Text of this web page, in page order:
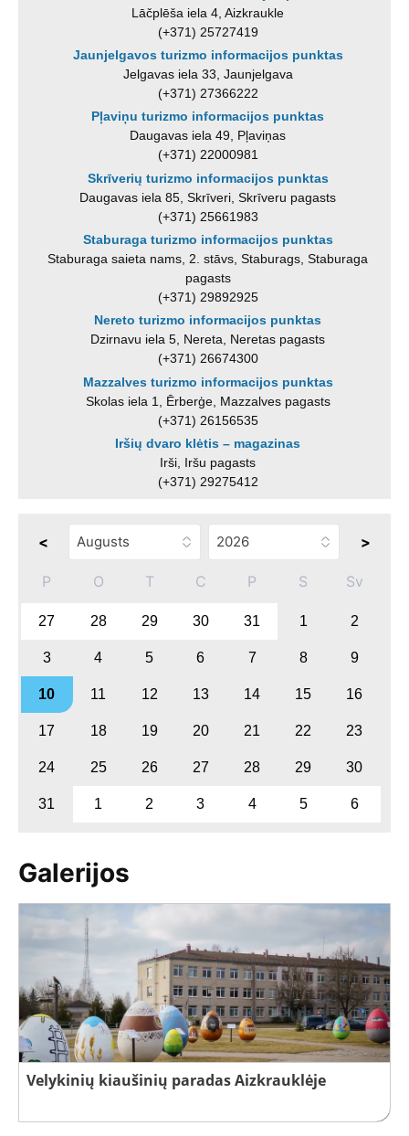
Lāčplēša iela 4, Aizkraukle
(+371) 25727419
Jaunjelgavos turizmo informacijos punktas
Jelgavas iela 33, Jaunjelgava
(+371) 27366222
Pļaviņu turizmo informacijos punktas
Daugavas iela 49, Pļaviņas
(+371) 22000981
Skrīverių turizmo informacijos punktas
Daugavas iela 85, Skrīveri, Skrīveru pagasts
(+371) 25661983
Staburaga turizmo informacijos punktas
Staburaga saieta nams, 2. stāvs, Staburags, Staburaga
pagasts
(+371) 29892925
Nereto turizmo informacijos punktas
Dzirnavu iela 5, Nereta, Neretas pagasts
(+371) 26674300
Mazzalves turizmo informacijos punktas
Skolas iela 1, Ērberģe, Mazzalves pagasts
(+371) 26156535
Iršių dvaro klėtis – magazinas
Irši, Iršu pagasts
(+371) 29275412
< >
P O T C P S Sv
27 28 29 30 31 1 2
3 4 5 6 7 8 9
10 11 12 13 14 15 16
17 18 19 20 21 22 23
24 25 26 27 28 29 30
31 1 2 3 4 5 6
Galerijos
Velykinių kiaušinių paradas Aizkrauklėje